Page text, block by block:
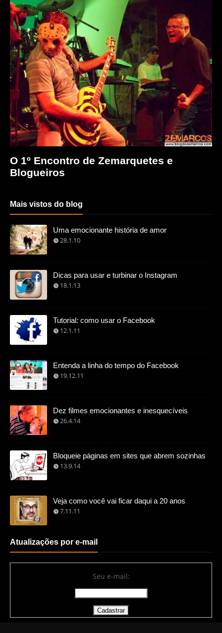
O 1º Encontro de Zemarquetes e
Blogueiros
Mais vistos do blog
Uma emocionante história de amor
28.1.10
Dicas para usar e turbinar o Instagram
18.1.13
Tutorial: como usar o Facebook
12.1.11
Entenda a linha do tempo do Facebook
19.12.11
Dez filmes emocionantes e inesquecíveis
26.4.14
Bloqueie páginas em sites que abrem sozinhas
13.9.14
Veja como você vai ficar daqui a 20 anos
7.11.11
Atualizações por e-mail
Seu e-mail: